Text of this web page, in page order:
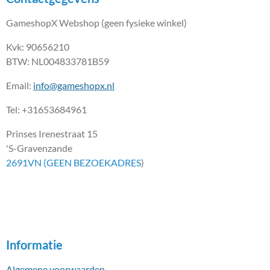
GameshopX Webshop (geen fysieke winkel)
Kvk: 90656210
BTW: NL004833781B59
Email: info@gameshopx.nl
Tel: +31653684961
Prinses Irenestraat 15
'S-Gravenzande
2691VN (GEEN BEZOEKADRES)
Informatie